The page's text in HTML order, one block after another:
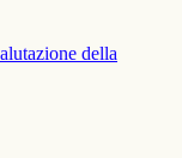
della